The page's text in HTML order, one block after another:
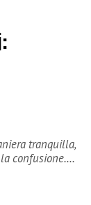
tranquilla,
confusione.…